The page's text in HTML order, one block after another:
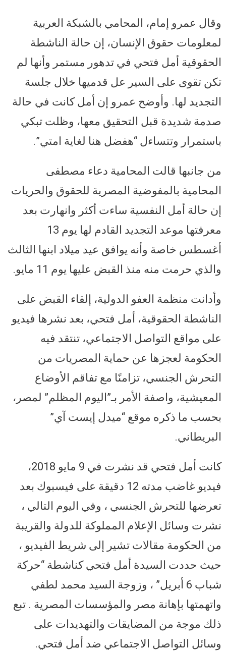
وقال عمرو إمام، المحامي بالشبكة العربية
لمعلومات حقوق الإنسان، إن حالة الناشطة
الحقوقية أمل فتحي في تدهور مستمر وأنها لم
تكن تقوى على السير عل قدميها خلال جلسة
التجديد لها. وأوضح عمرو إن أمل كانت في حالة
صدمة شديدة قبل التحقيق معها، وظلت تبكي
باستمرار وتتساءل “هفضل هنا لغاية امتي”.
من جانبها قالت المحامية دعاء مصطفى
المحامية بالمفوضية المصرية للحقوق والحريات
إن حالة أمل النفسية ساءت أكثر وانهارت بعد
معرفتها موعد التجديد القادم لها يوم 13
أغسطس خاصة وأنه يوافق عيد ميلاد ابنها الثالث
والذي حرمت منه منذ القبض عليها يوم 11 مايو.
وأدانت منظمة العفو الدولية، إلقاء القبض على
الناشطة الحقوقية، أمل فتحي، بعد نشرها فيديو
على مواقع التواصل الاجتماعي، تنتقد فيه
الحكومة لعجزها عن حماية المصريات من
التحرش الجنسي، تزامنًا مع تفاقم الأوضاع
المعيشية، واصفة الأمر بـ”اليوم المظلم” لمصر،
بحسب ما ذكره موقع “ميدل إيست آي”
البريطاني.
كانت أمل فتحي قد نشرت في 9 مايو 2018،
فيديو غاضب مدته 12 دقيقة على فيسبوك بعد
تعرضها للتحرش الجنسي ، وفي اليوم التالي ،
نشرت وسائل الإعلام المملوكة للدولة والقريبة
من الحكومة مقالات تشير إلى شريط الفيديو ،
حيث حددت السيدة أمل فتحي كناشطة “حركة
شباب 6 أبريل” ، وزوجة السيد محمد لطفي
واتهمتها بإهانة مصر والمؤسسات المصرية . تبع
ذلك موجة من المضايقات والتهديدات على
وسائل التواصل الاجتماعي ضد أمل فتحي.